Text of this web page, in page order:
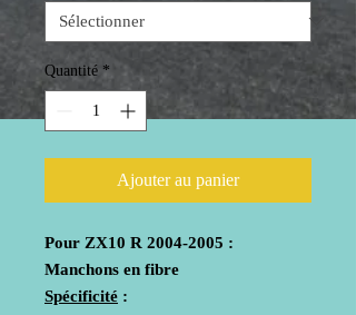
Quantité *
Ajouter au panier
Pour ZX10 R 2004-2005 :
Manchons en fibre
Spécificité :